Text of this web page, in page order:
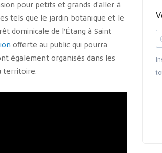
pour petits et grands d’aller à
tels que le jardin botanique et le
dominicale de l’Étang à Saint
offerte au public qui pourra
également organisés dans les
territoire.